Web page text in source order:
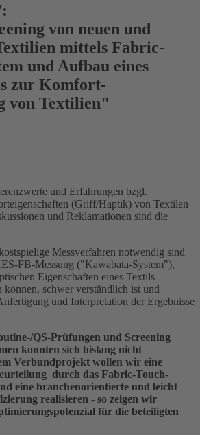
von neuen und
mittels Fabric-
und Aufbau eines
zur Komfort-
von Textilien"
und Erfahrungen bzgl.
(Griff/Haptik) von Textilen
und Reklamationen sind die
Messverfahren notwendig sind
FB-Messung ("Kawabata-System"),
Eigenschaften eines Textils
können, schwer verständlich ist und
und Interpretation der Ergebnisse
QS-Prüfungen und Screening
konnten sich bislang nicht
Verbundprojekt wollen wir eine
durch das Fabric-Touch-
eine branchenorientierte und leicht
realisieren - so zeigen wir
für die beteiligten